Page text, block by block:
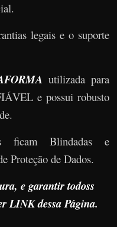
legais e o suporte
utilizada para
e possui robusto
ficam Blindadas e
Proteção de Dados.
e garantir todoss
LINK dessa Página.